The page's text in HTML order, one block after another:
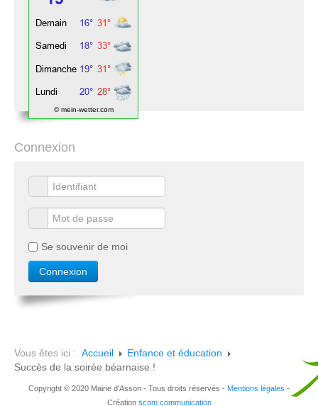
© mein-wetter.com
Connexion
Se souvenir de moi
Vous êtes ici : Accueil
Enfance et éducation
Succès de la soirée béarnaise !
Copyright © 2020 Mairie d'Asson - Tous droits réservés - Mentions légales -
Création scom communication